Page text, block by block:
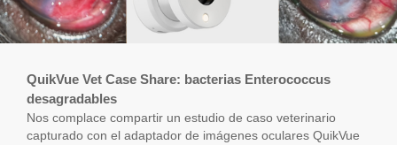
QuikVue Vet Case Share: bacterias Enterococcus
desagradables
Nos complace compartir un estudio de caso veterinario
capturado con el adaptador de imágenes oculares QuikVue